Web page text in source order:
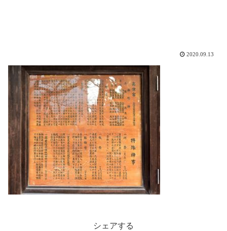
2020.09.13
シェアする